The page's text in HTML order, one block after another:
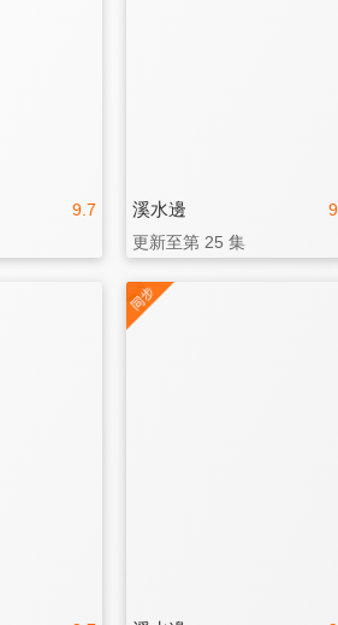
9.7 溪水邊
更新至第 25 集